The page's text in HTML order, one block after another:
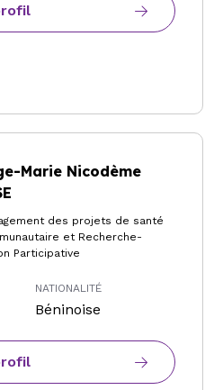
Marie Nicodème
des projets de santé
et Recherche-
Participative
NATIONALITÉ
Béninoise